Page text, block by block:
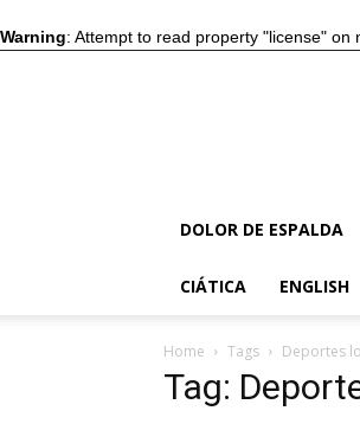
Warning: Attempt to read property "license" on
DOLOR DE ESPALDA
CIÁTICA ENGLISH
Home Tags Deportes
Tag: